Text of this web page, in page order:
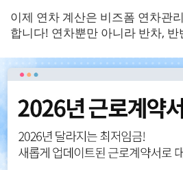
이제 연차 계산은 비즈폼 연차관
합니다! 연차뿐만 아니라 반차,